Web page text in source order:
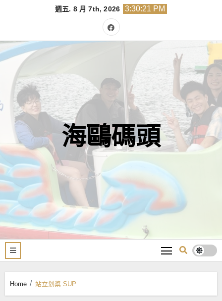
週五. 8 月 7th, 2026 3:30:21 PM
海鷗碼頭
Home 站立划槳 SUP